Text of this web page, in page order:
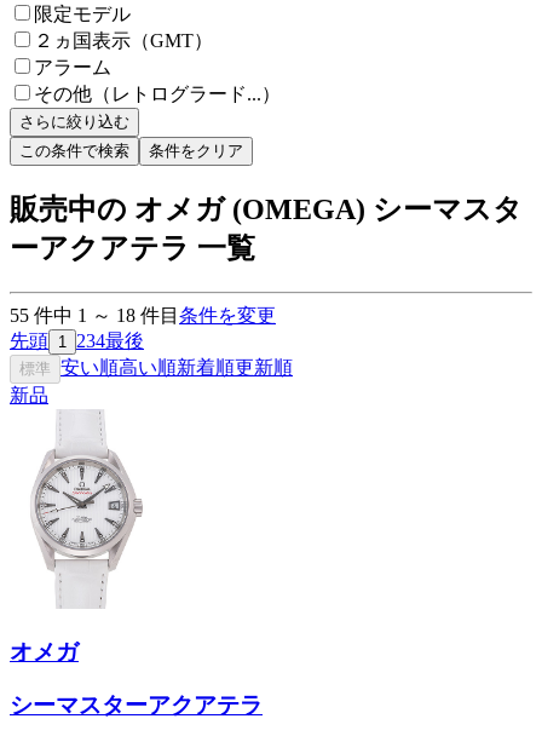
限定モデル
２ヵ国表示（GMT）
アラーム
その他（レトログラード...）
さらに絞り込む
この条件で検索
条件をクリア
販売中の オメガ (OMEGA) シーマスタ
ーアクアテラ 一覧
55 件中 1 ～ 18 件目 条件を変更
先頭 1 234最後
標準 安い順高い順新着順更新順
新品
オメガ
シーマスターアクアテラ